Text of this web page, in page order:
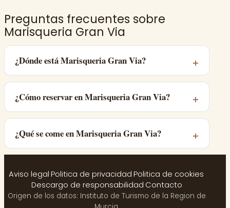
Preguntas frecuentes sobre
Marisqueria Gran Via
¿Dónde está Marisqueria Gran Via?
¿Cómo reservar en Marisqueria Gran Via?
¿Qué se come en Marisqueria Gran Via?
Aviso legal·Politica de privacidad·Politica de cookies·
Descargo de responsabilidad·Contacto
Origen de los datos: Instituto de Turismo de la Region de